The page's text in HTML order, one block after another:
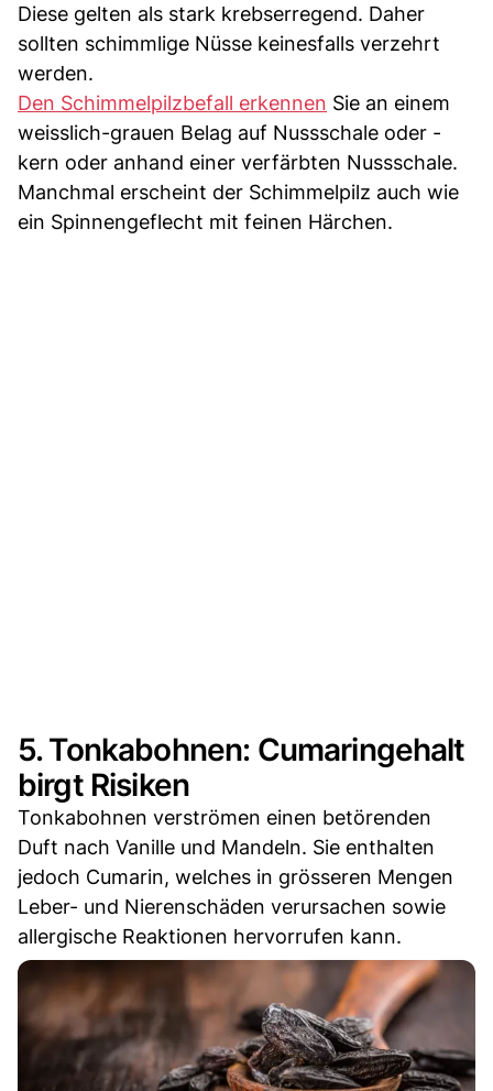
Diese gelten als stark krebserregend. Daher
sollten schimmlige Nüsse keinesfalls verzehrt
werden.
Den Schimmelpilzbefall erkennen Sie an einem
weisslich-grauen Belag auf Nussschale oder -
kern oder anhand einer verfärbten Nussschale.
Manchmal erscheint der Schimmelpilz auch wie
ein Spinnengeflecht mit feinen Härchen.
5. Tonkabohnen: Cumaringehalt
birgt Risiken
Tonkabohnen verströmen einen betörenden
Duft nach Vanille und Mandeln. Sie enthalten
jedoch Cumarin, welches in grösseren Mengen
Leber- und Nierenschäden verursachen sowie
allergische Reaktionen hervorrufen kann.